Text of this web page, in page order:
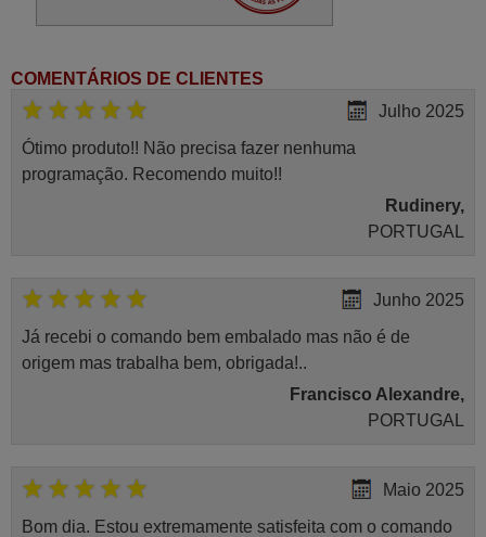
COMENTÁRIOS DE CLIENTES
Julho 2025
Ótimo produto!! Não precisa fazer nenhuma
programação. Recomendo muito!!
Rudinery,
PORTUGAL
Junho 2025
Já recebi o comando bem embalado mas não é de
origem mas trabalha bem, obrigada!..
Francisco Alexandre,
PORTUGAL
Maio 2025
Bom dia. Estou extremamente satisfeita com o comando